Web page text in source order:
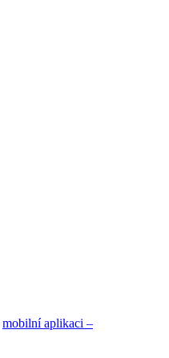
mobilní aplikaci –